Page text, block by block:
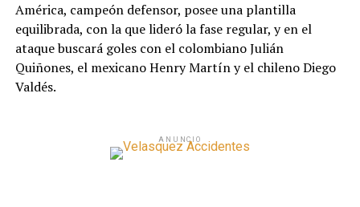
América, campeón defensor, posee una plantilla
equilibrada, con la que lideró la fase regular, y en el
ataque buscará goles con el colombiano Julián
Quiñones, el mexicano Henry Martín y el chileno Diego
Valdés.
ANUNCIO